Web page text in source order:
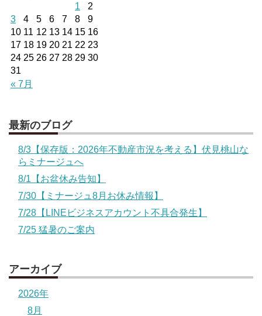
« 7月
1
2
3
4 5 6 7 8
9
10 11 12 13 14 15 16
17 18 19 20 21 22 23
24 25 26 27 28 29 30
31
最新のブログ
8/3【保存版：2026年不動産市況を考える】伏見桃山な
らミナージュへ
8/1【お盆休み告知】
7/30【ミナージュ8月お休み情報】
7/28【LINEビジネスアカウント不具合発生】
7/25 猛暑のご案内
アーカイブ
2026年
8月